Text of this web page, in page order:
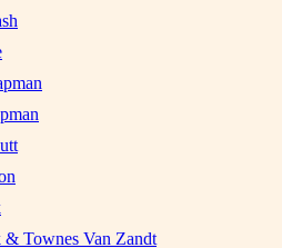
Townes Van Zandt